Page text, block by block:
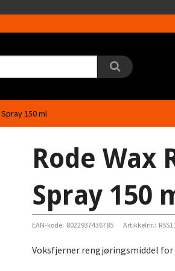
150 ml
Rode Wax
Spray 150
EAN-kode: 8022937436785 Artikkelnr.:
Voksfjerner rengjøringsmiddel for